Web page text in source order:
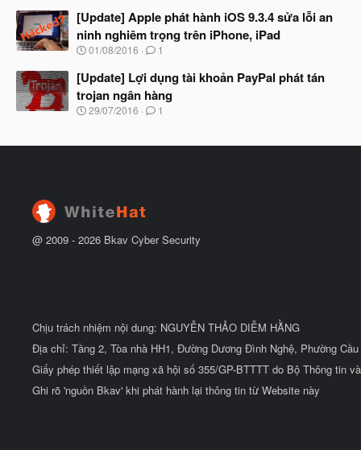
đ
ầ
u
à
y
b
ắ
đ
ầ
u
[Update] Apple phát hành iOS 9.3.4 sửa lỗi an
ninh nghiêm trọng trên iPhone, iPad
N
à
y
b
ắ
01/08/2016 1
[Update] Lợi dụng tài khoản PayPal phát tán
trojan ngân hàng
N
y
ầ
29/07/2016 1
@ 2009 - 2026 Bkav Cyber Security
Chịu trách nhiệm nội dung: NGUYỄN THẢO DIỄM HẰNG
Địa chỉ: Tầng 2, Tòa nhà HH1, Đường Dương Đình Nghệ, Phường
Giấy phép thiết lập mạng xã hội số 355/GP-BTTTT do Bộ Thông tin
Ghi rõ 'nguồn Bkav' khi phát hành lại thông tin từ Website này